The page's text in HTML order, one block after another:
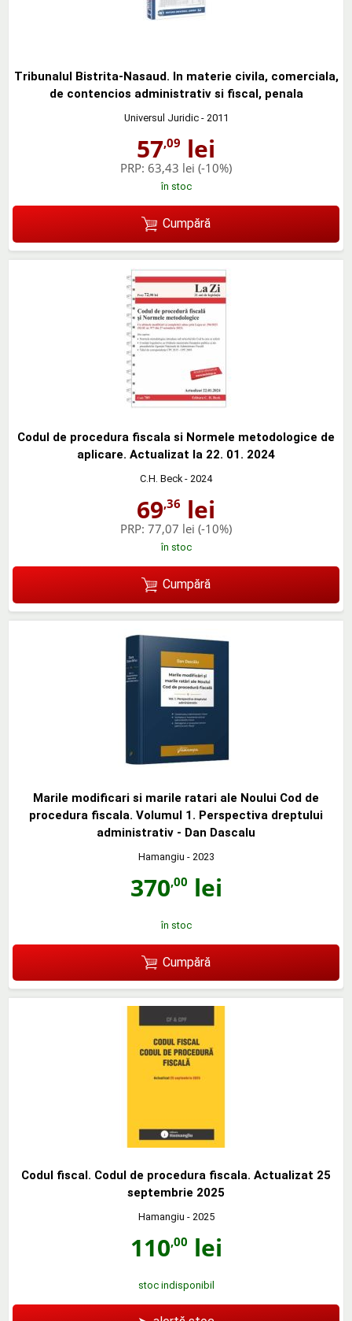
Tribunalul Bistrita-Nasaud. In materie civila, comerciala,
de contencios administrativ si fiscal, penala
Universul Juridic- 2011
57,09 lei
PRP: 63,43 lei (-10%)
în stoc
Cumpără
Codul de procedura fiscala si Normele metodologice de
aplicare. Actualizat la 22. 01. 2024
C.H. Beck - 2024
69,36 lei
PRP: 77,07 lei (-10%)
în stoc
Cumpără
Marile modificari si marile ratari ale Noului Cod de
procedura fiscala. Volumul 1. Perspectiva dreptului
administrativ - Dan Dascalu
Hamangiu - 2023
370,00 lei
în stoc
Cumpără
Codul fiscal. Codul de procedura fiscala. Actualizat 25
septembrie 2025
Hamangiu - 2025
110,00 lei
stoc indisponibil